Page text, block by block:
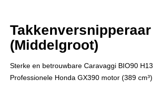
Takkenversnipperaar
(Middelgroot)
Sterke en betrouwbare Caravaggi BIO90 H13
Professionele Honda GX390 motor (389 cm³)